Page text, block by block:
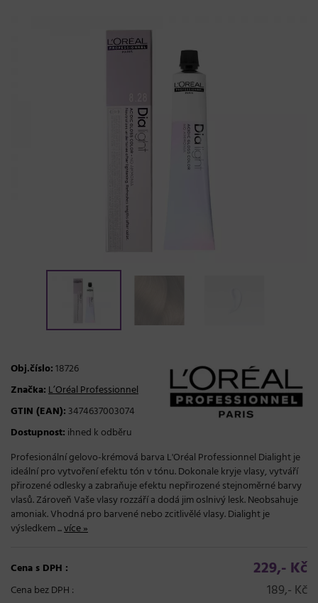
Obj.číslo:18726
Značka:L’Oréal Professionnel
GTIN (EAN): 3474637003074
Dostupnost: ihned k odběru
Profesionální gelovo-krémová barva L'Oréal Professionnel Dialight je
ideální pro vytvoření efektu tón v tónu. Dokonale kryje vlasy, vytváří
přirozené odlesky a zabraňuje efektu nepřirozené stejnoměrné barvy
vlasů. Zároveň Vaše vlasy rozzáří a dodá jim oslnivý lesk. Neobsahuje
amoniak. Vhodná pro barvené nebo zcitlivělé vlasy. Dialight je
výsledkem ...více »
Cena s DPH : 229,- Kč
Cena bez DPH : 189,- Kč